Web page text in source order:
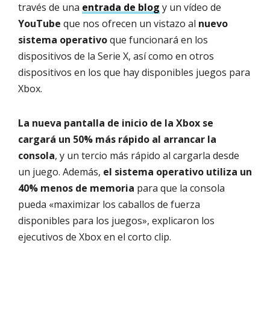
través de una entrada de blog y un vídeo de
YouTube que nos ofrecen un vistazo al nuevo
sistema operativoque funcionará en los
dispositivos de la Serie X, así como en otros
dispositivos en los que hay disponibles juegos para
Xbox.
La nueva pantalla de inicio de la Xbox se
cargará un 50% más rápido al arrancar la
consola, y un tercio más rápido al cargarla desde
un juego. Además, el sistema operativo utiliza un
40% menos de memoria para que la consola
pueda «maximizar los caballos de fuerza
disponibles para los juegos», explicaron los
ejecutivos de Xbox en el corto clip.